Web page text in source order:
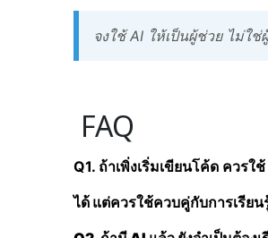
จงใช้ AI ให้เป็นผู้ช่วย ไม่
FAQ
Q1. ถ้าเพิ่งเริ่มเขียนโค้ด ควรใ
ได้ แต่ควรใช้ควบคู่กับการเรียน